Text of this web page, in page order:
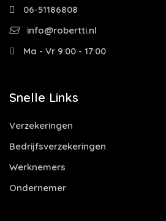
06-51186808
info@robertti.nl
Ma - Vr 9:00 - 17:00
Snelle Links
Verzekeringen
Bedrijfsverzekeringen
Werknemers
Ondernemer